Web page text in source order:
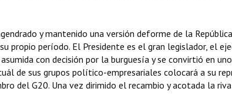
y mantenido una versión deforme de la
propio período. El Presidente es el gran legislador, el
con decisión por la burguesía y se convirtió en
de sus grupos político-empresariales colocará a su
del G20. Una vez dirimido el recambio y acotada la